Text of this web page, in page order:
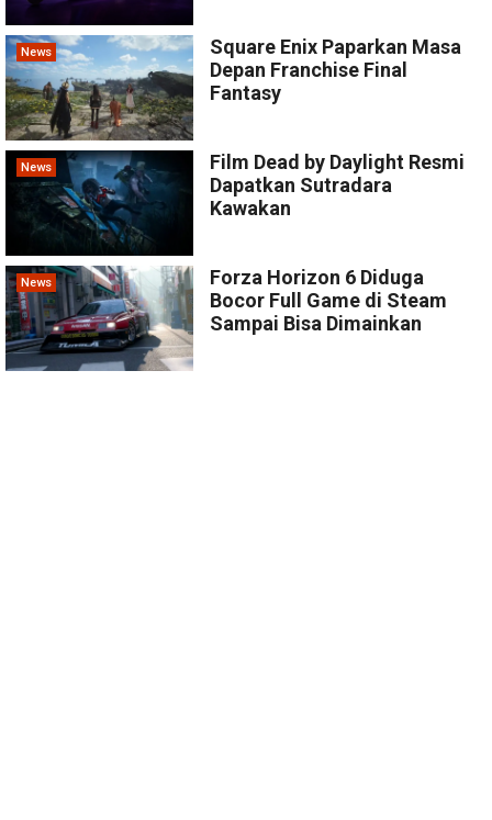
News
Square Enix Paparkan Masa
Depan Franchise Final
Fantasy
News
Film Dead by Daylight Resmi
Dapatkan Sutradara
Kawakan
News
Forza Horizon 6 Diduga
Bocor Full Game di Steam
Sampai Bisa Dimainkan